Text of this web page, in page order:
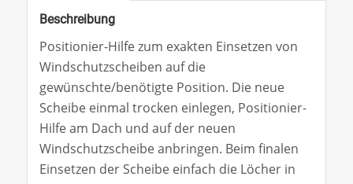
Beschreibung
Positionier-Hilfe zum exakten Einsetzen von
Windschutzscheiben auf die
gewünschte/benötigte Position. Die neue
Scheibe einmal trocken einlegen, Positionier-
Hilfe am Dach und auf der neuen
Windschutzscheibe anbringen. Beim finalen
Einsetzen der Scheibe einfach die Löcher in